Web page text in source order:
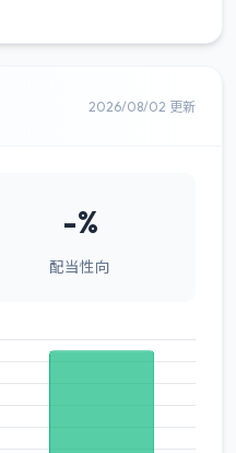
2026/08/02 更新
-%
配当性向